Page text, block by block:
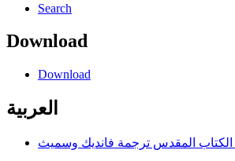
Search
Download
Download
العربية